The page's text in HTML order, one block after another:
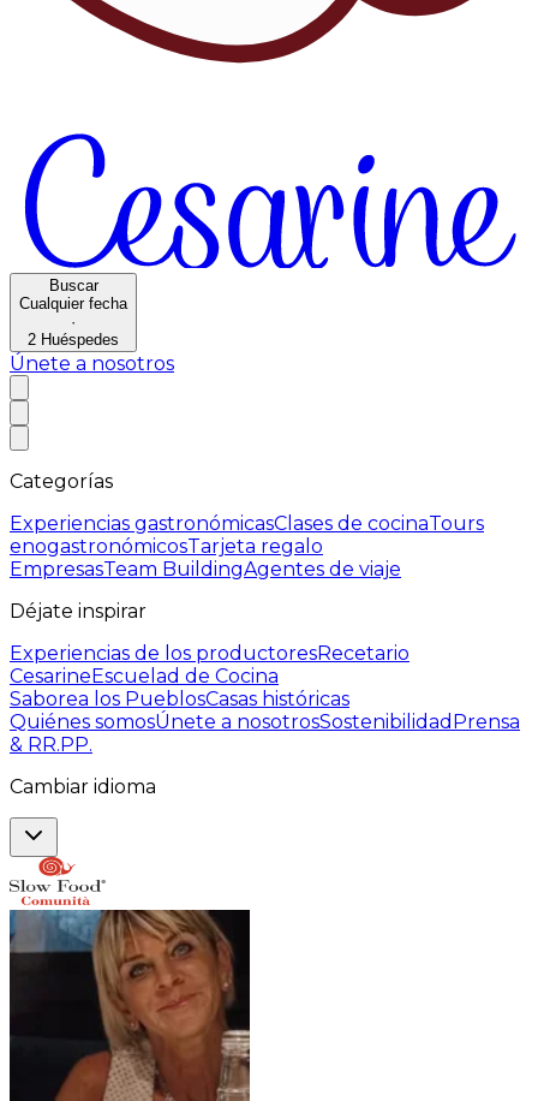
Buscar
Cualquier fecha
·
2 Huéspedes
Únete a nosotros
Categorías
Experiencias gastronómicasClases de cocinaTours
enogastronómicosTarjeta regalo
EmpresasTeam BuildingAgentes de viaje
Déjate inspirar
Experiencias de los productoresRecetario
CesarineEscuelad de Cocina
Saborea los PueblosCasas históricas
Quiénes somosÚnete a nosotrosSostenibilidad Prensa
& RR.PP.
Cambiar idioma